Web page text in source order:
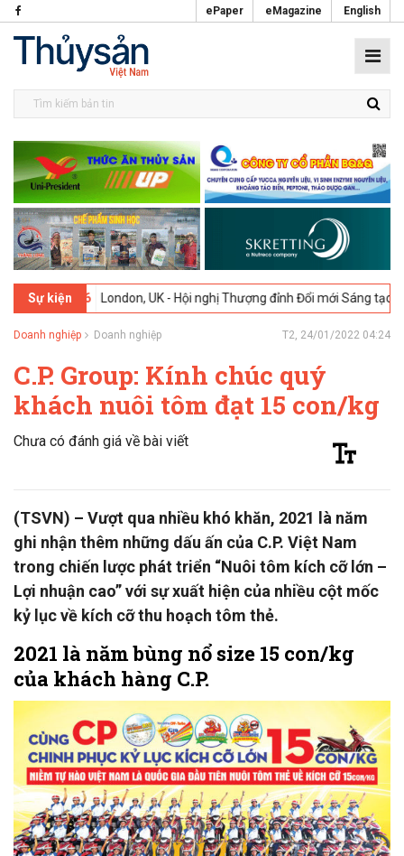
ePaper eMagazine English
Sự kiện
London, UK - Hội nghị Thượng đỉnh Đổi mới Sáng tạo trong
Doanh nghiệp Doanh nghiệp T2, 24/01/2022 04:24
C.P. Group: Kính chúc quý
khách nuôi tôm đạt 15 con/kg
Chưa có đánh giá về bài viết
(TSVN) – Vượt qua nhiều khó khăn, 2021 là năm
ghi nhận thêm những dấu ấn của C.P. Việt Nam
trong chiến lược phát triển “Nuôi tôm kích cỡ lớn –
Lợi nhuận cao” với sự xuất hiện của nhiều cột mốc
kỷ lục về kích cỡ thu hoạch tôm thẻ.
2021 là năm bùng nổ size 15 con/kg
của khách hàng C.P.